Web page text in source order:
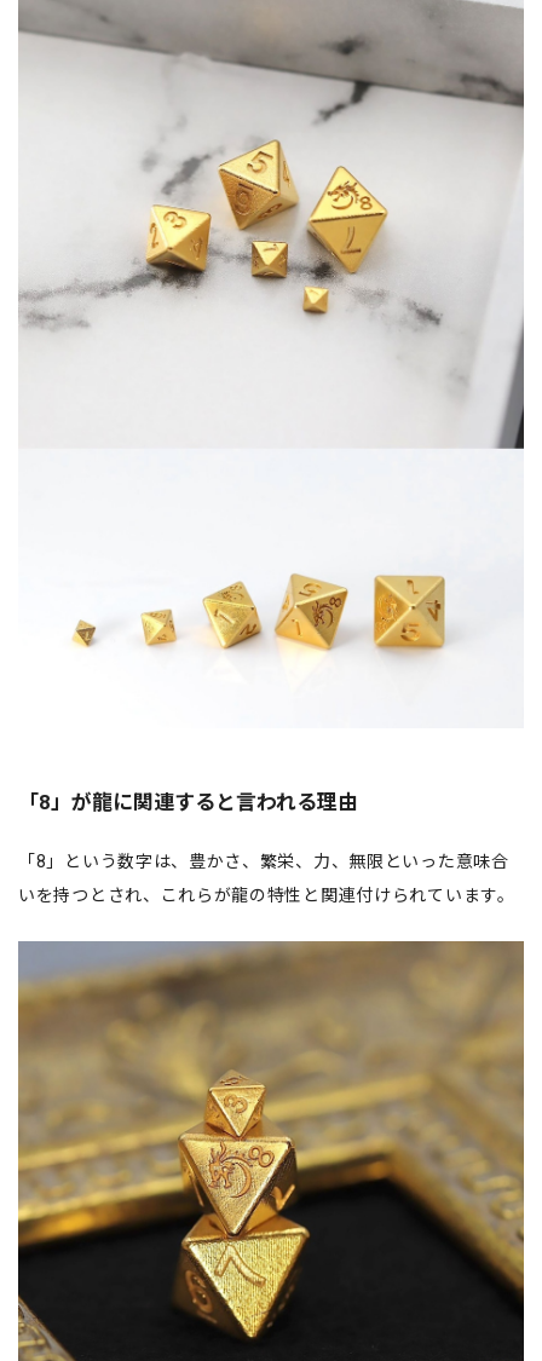
「8」が龍に関連すると言われる理由
「8」という数字は、豊かさ、繁栄、力、無限といった意味合
いを持つとされ、これらが龍の特性と関連付けられています。